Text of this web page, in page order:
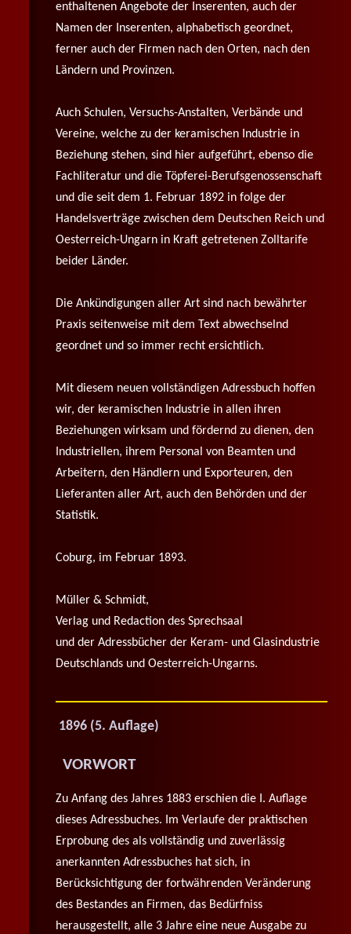
enthaltenen Angebote der Inserenten, auch der
Namen der Inserenten, alphabetisch geordnet,
ferner auch der Firmen nach den Orten, nach den
Ländern und Provinzen.
Auch Schulen, Versuchs-Anstalten, Verbände und
Vereine, welche zu der keramischen Industrie in
Beziehung stehen, sind hier aufgeführt, ebenso die
Fachliteratur und die Töpferei-Berufsgenossenschaft
und die seit dem 1. Februar 1892 in folge der
Handelsverträge zwischen dem Deutschen Reich und
Oesterreich-Ungarn in Kraft getretenen Zolltarife
beider Länder.
Die Ankündigungen aller Art sind nach bewährter
Praxis seitenweise mit dem Text abwechselnd
geordnet und so immer recht ersichtlich.
Mit diesem neuen vollständigen Adressbuch hoffen
wir, der keramischen Industrie in allen ihren
Beziehungen wirksam und fördernd zu dienen, den
Industriellen, ihrem Personal von Beamten und
Arbeitern, den Händlern und Exporteuren, den
Lieferanten aller Art, auch den Behörden und der
Statistik.
Coburg, im Februar 1893.
Müller & Schmidt,
Verlag und Redaction des Sprechsaal
und der Adressbücher der Keram- und Glasindustrie
Deutschlands und Oesterreich-Ungarns.
1896 (5. Auflage)
VORWORT
Zu Anfang des Jahres 1883 erschien die I. Auflage
dieses Adressbuches. Im Verlaufe der praktischen
Erprobung des als vollständig und zuverlässig
anerkannten Adressbuches hat sich, in
Berücksichtigung der fortwährenden Veränderung
des Bestandes an Firmen, das Bedürfniss
herausgestellt, alle 3 Jahre eine neue Ausgabe zu